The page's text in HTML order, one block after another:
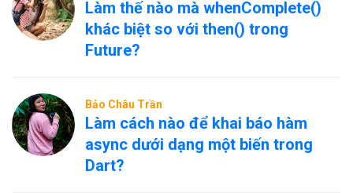
Làm thế nào mà whenComplete()
khác biệt so với then() trong
Future?
Bảo Châu Trần
Làm cách nào để khai báo hàm
async dưới dạng một biến trong
Dart?